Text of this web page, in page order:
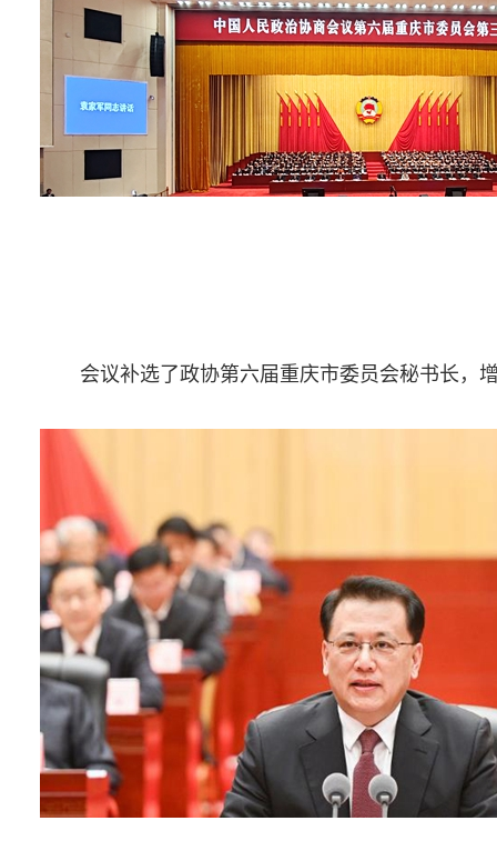
会议补选了政协第六届重庆市委员会秘书长，